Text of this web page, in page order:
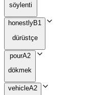
söylenti
honestlyB1
dürüstçe
pourA2
dökmek
vehicleA2